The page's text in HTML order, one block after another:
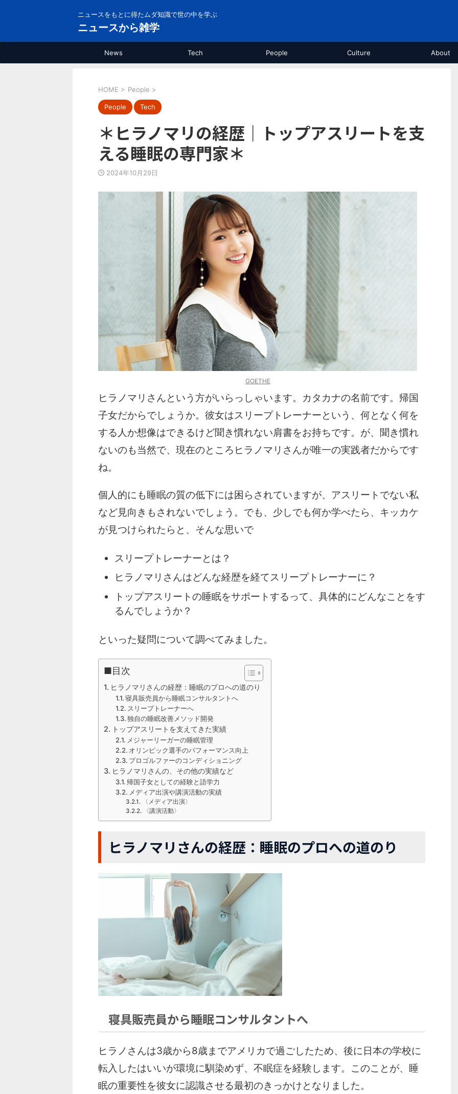
ニュースをもとに得たムダ知識で世の中を学ぶ
ニュースから雑学
News Tech People Culture About
HOME > People >
People Tech
＊ヒラノマリの経歴｜トップアスリートを支
える睡眠の専門家＊
2024年10月29日
GOETHE
ヒラノマリさんという方がいらっしゃいます。カタカナの名前です。帰国
子女だからでしょうか。彼女はスリープトレーナーという、何となく何を
する人か想像はできるけど聞き慣れない肩書をお持ちです。が、聞き慣れ
ないのも当然で、現在のところヒラノマリさんが唯一の実践者だからです
ね。
個人的にも睡眠の質の低下には困らされていますが、アスリートでない私
など見向きもされないでしょう。でも、少しでも何か学べたら、キッカケ
が見つけられたらと、そんな思いで
スリープトレーナーとは？
ヒラノマリさんはどんな経歴を経てスリープトレーナーに？
トップアスリートの睡眠をサポートするって、具体的にどんなことをす
るんでしょうか？
といった疑問について調べてみました。
■目次
ヒラノマリさんの経歴：睡眠のプロへの道のり
寝具販売員から睡眠コンサルタントへ
スリープトレーナーへ
独自の睡眠改善メソッド開発
トップアスリートを支えてきた実績
メジャーリーガーの睡眠管理
オリンピック選手のパフォーマンス向上
プロゴルファーのコンディショニング
ヒラノマリさんの、その他の実績など
帰国子女としての経験と語学力
メディア出演や講演活動の実績
〈メディア出演〉
〈講演活動〉
ヒラノマリさんの経歴：睡眠のプロへの道のり
寝具販売員から睡眠コンサルタントへ
ヒラノさんは3歳から8歳までアメリカで過ごしたため、後に日本の学校に
転入したはいいが環境に馴染めず、不眠症を経験します。このことが、睡
眠の重要性を彼女に認識させる最初のきっかけとなりました。